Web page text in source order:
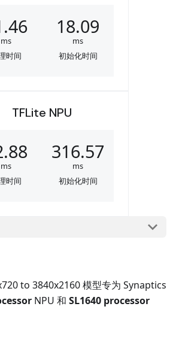
ms
时间
18.09
ms
初始化时间
TFLite NPU
ms
时间
316.57
ms
初始化时间
to 3840x2160 模型专为 Synaptics
NPU 和 SL1640 processor